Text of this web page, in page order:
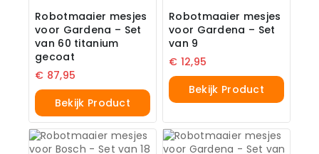
Robotmaaier mesjes
voor Gardena – Set
van 60 titanium
gecoat
€ 87,95
Bekijk Product
Robotmaaier mesjes
voor Gardena – Set
van 9
€ 12,95
Bekijk Product